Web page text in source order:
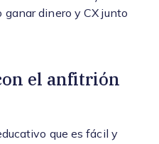
dinero y CX junto
el anfitrión
que es fácil y